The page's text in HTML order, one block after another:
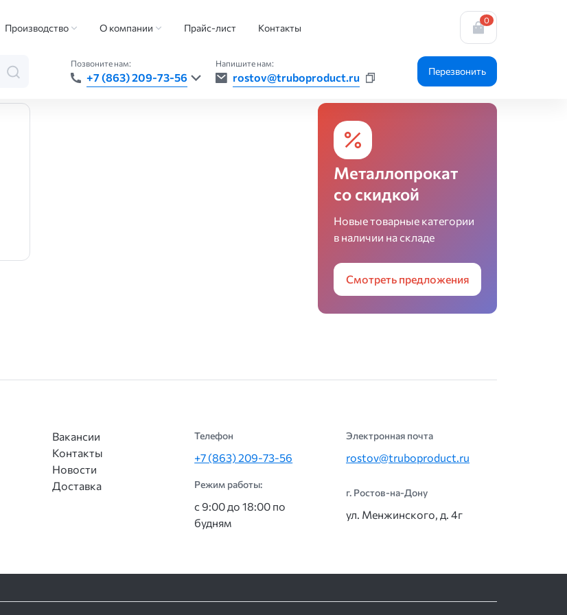
Производство О компании Прайс-лист Контакты
0
Позвоните нам:
+7 (863) 209-73-56
Напишите нам:
rostov@truboproduct.ru Перезвонить
Металлопрокат
со скидкой
Новые товарные категории
в наличии на складе
Смотреть предложения
Вакансии
Контакты
Новости
Доставка
Телефон
+7 (863) 209-73-56
Режим работы:
с 9:00 до 18:00 по
будням
Электронная почта
rostov@truboproduct.ru
г. Ростов-на-Дону
ул. Менжинского, д. 4г